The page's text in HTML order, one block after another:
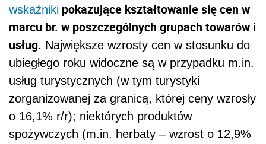
wskaźniki pokazujące kształtowanie się cen w
marcu br. w poszczególnych grupach towarów i
usług. Największe wzrosty cen w stosunku do
ubiegłego roku widoczne są w przypadku m.in.
usług turystycznych (w tym turystyki
zorganizowanej za granicą, której ceny wzrosły
o 16,1% r/r); niektórych produktów
spożywczych (m.in. herbaty – wzrost o 12,9%